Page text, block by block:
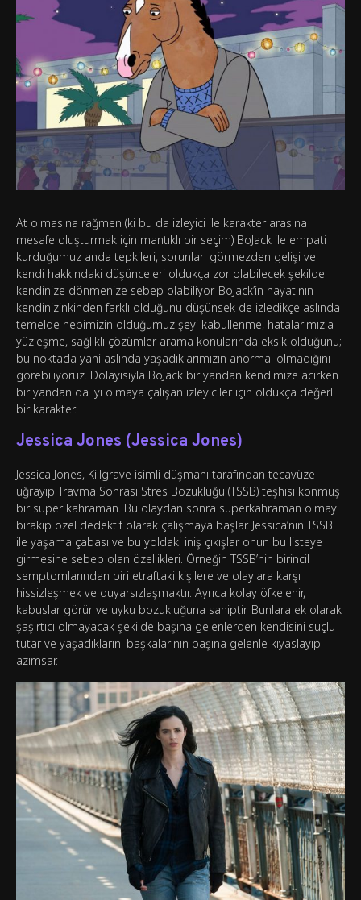
At olmasına rağmen (ki bu da izleyici ile karakter arasına
mesafe oluşturmak için mantıklı bir seçim) BoJack ile empati
kurduğumuz anda tepkileri, sorunları görmezden gelişi ve
kendi hakkındaki düşünceleri oldukça zor olabilecek şekilde
kendinize dönmenize sebep olabiliyor. BoJack’in hayatının
kendinizinkinden farklı olduğunu düşünsek de izledikçe aslında
temelde hepimizin olduğumuz şeyi kabullenme, hatalarımızla
yüzleşme, sağlıklı çözümler arama konularında eksik olduğunu;
bu noktada yani aslında yaşadıklarımızın anormal olmadığını
görebiliyoruz. Dolayısıyla BoJack bir yandan kendimize acırken
bir yandan da iyi olmaya çalışan izleyiciler için oldukça değerli
bir karakter.
Jessica Jones (Jessica Jones)
Jessica Jones, Killgrave isimli düşmanı tarafından tecavüze
uğrayıp Travma Sonrası Stres Bozukluğu (TSSB) teşhisi konmuş
bir süper kahraman. Bu olaydan sonra süperkahraman olmayı
bırakıp özel dedektif olarak çalışmaya başlar. Jessica’nın TSSB
ile yaşama çabası ve bu yoldaki iniş çıkışlar onun bu listeye
girmesine sebep olan özellikleri. Örneğin TSSB’nin birincil
semptomlarından biri etraftaki kişilere ve olaylara karşı
hissizleşmek ve duyarsızlaşmaktır. Ayrıca kolay öfkelenir,
kabuslar görür ve uyku bozukluğuna sahiptir. Bunlara ek olarak
şaşırtıcı olmayacak şekilde başına gelenlerden kendisini suçlu
tutar ve yaşadıklarını başkalarının başına gelenle kıyaslayıp
azımsar.